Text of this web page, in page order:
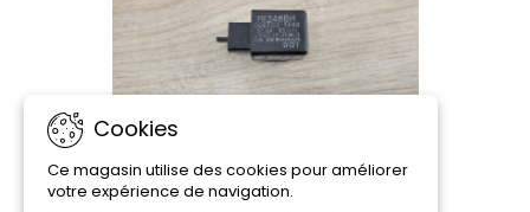
Cookies
Ce magasin utilise des cookies pour améliorer
votre expérience de navigation.